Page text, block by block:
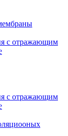
с отражающим
с отражающим